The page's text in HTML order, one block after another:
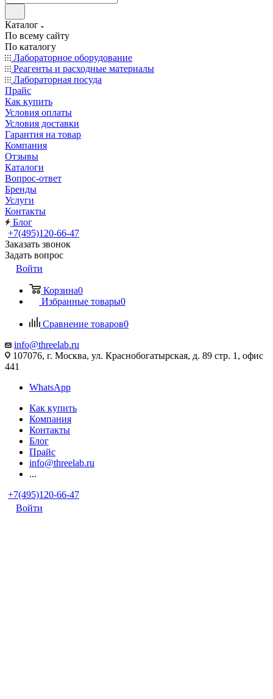
Каталог
По всему сайту
По каталогу
Лабораторное оборудование
Реагенты и расходные материалы
Лабораторная посуда
Прайс
Как купить
Условия оплаты
Условия доставки
Гарантия на товар
Компания
Отзывы
Каталоги
Вопрос-ответ
Бренды
Услуги
Контакты
Блог
+7(495)120-66-47
Заказать звонок
Задать вопрос
Войти
Корзина0
Избранные товары0
Сравнение товаров0
info@threelab.ru
107076, г. Москва, ул. Краснобогатырская, д. 89 стр. 1, офис
441
WhatsApp
Как купить
Компания
Контакты
Блог
Прайс
info@threelab.ru
...
+7(495)120-66-47
Войти